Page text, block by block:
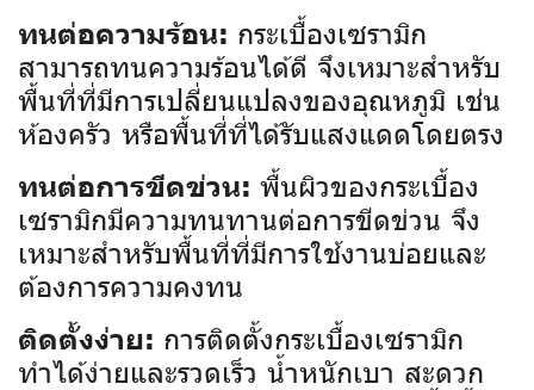
ทนต่อความร้อน: กระเบื้องเซรามิก
สามารถทนความร้อนได้ดี จึงเหมาะสำหรับ
พื้นที่ที่มีการเปลี่ยนแปลงของอุณหภูมิ เช่น
ห้องครัว หรือพื้นที่ที่ได้รับแสงแดดโดยตรง
ทนต่อการขีดข่วน: พื้นผิวของกระเบื้อง
เซรามิกมีความทนทานต่อการขีดข่วน จึง
เหมาะสำหรับพื้นที่ที่มีการใช้งานบ่อยและ
ต้องการความคงทน
ติดตั้งง่าย: การติดตั้งกระเบื้องเซรามิก
ทำได้ง่ายและรวดเร็ว น้ำหนักเบา สะดวก